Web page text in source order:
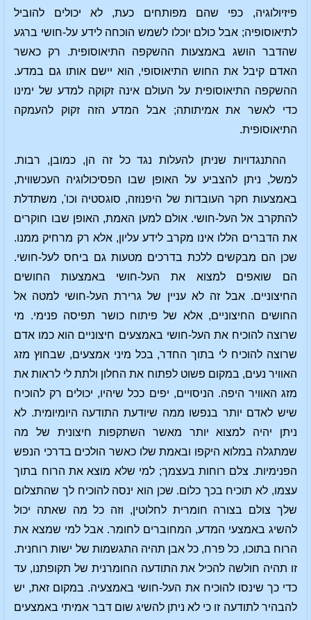
פיזיולוגיה, כפי שהם מפותחים כעת, לא יכולים להוביל
לתיאוסופיה; אבל כולם יוכלו לשמש הוכחה לידע על-חושי ברגע
שהדבר הושג באמצעות ההשקפה התיאוסופית. רק כאשר
האדם קיבל את החוש התיאוסופי, הוא יישם אותו גם במדע.
ההשקפה התיאוסופית על העולם אינה זקוקה למדע של ימינו
כדי לאשר את אמיתותה; אבל המדע הזה זקוק להעמקה
התיאוסופית.
ההתנגדויות שניתן להעלות נגד כל זה הן, כמובן, רבות.
למשל, ניתן להצביע על האופן שבו הפסיכולוגיה העכשווית,
באמצעות חקר העובדות של היפנוזה, סוגסטיה וכו', משתדלת
להתקרב אל העל-חושי. אולם למען האמת, האופן שבו חוקרים
את הדברים הללו אינו מקרב לידע עליון, אלא רק מרחיק ממנו.
שכן הם מבקשים ללכת בדרכים מטעות גם ביחס לעל-חושי.
הם שואפים למצוא את העל-חושי באמצעות החושים
החיצוניים. אבל זה לא עניין של גרירת העל-חושי למטה אל
החושים החיצוניים, אלא של פיתוח כושר תפיסה פנימי. מי
שרוצה להוכיח את העל-חושי באמצעים חיצוניים הוא כמו אדם
שרוצה להוכיח לי בתוך החדר, בכל מיני אמצעים, שבחוץ מזג
האוויר נעים, במקום פשוט לפתוח את החלון ולתת לי לראות את
מזג האוויר היפה. הניסויים, יפים ככל שיהיו, יכולים רק להוכיח
שיש לאדם יותר בנפשו ממה שיודעת התודעה היומיומית. לא
ניתן יהיה למצוא יותר מאשר השתקפות חיצונית של מה
שמתגלה במלוא היקפו ובאמת שלו כאשר הולכים בדרכי הנפש
הפנימיות. צלם רוחות בעצמך; למי שלא מוצא את הרוח בתוך
עצמו, לא תוכיח בכך כלום. שכן הוא ינסה להוכיח לך שהתצלום
שלך צולם בצורה חומרית לחלוטין, וזה כל מה שאתה יכול
להשיג באמצעי המדע, המחוברים לחומר. אבל למי שמצא את
הרוח בתוכו, כל פרח, כל אבן תהיה התגשמות של ישות רוחנית.
זו תהיה חולשה להכיל את התודעה החומרנית של תקופתנו, עד
כדי כך שינסו להוכיח את העל-חושי באמצעיה. במקום זאת, יש
להבהיר לתודעה זו כי לא ניתן להשיג שום דבר אמיתי באמצעים